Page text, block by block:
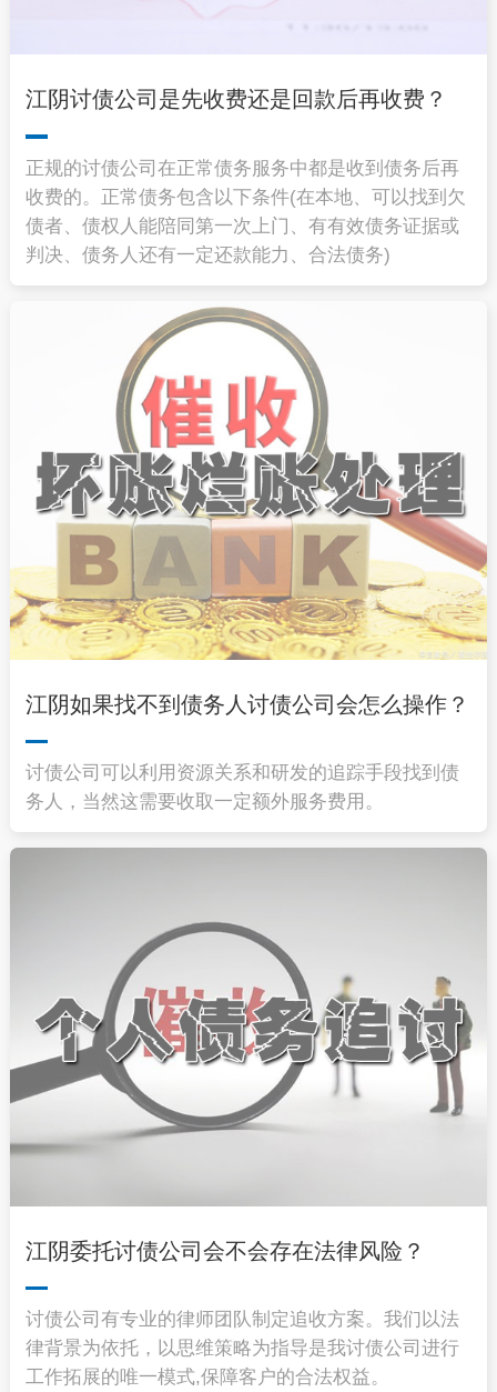
江阴讨债公司是先收费还是回款后再收费？
正规的讨债公司在正常债务服务中都是收到债务后再
收费的。正常债务包含以下条件(在本地、可以找到欠
债者、债权人能陪同第一次上门、有有效债务证据或
判决、债务人还有一定还款能力、合法债务)
江阴如果找不到债务人讨债公司会怎么操作？
讨债公司可以利用资源关系和研发的追踪手段找到债
务人，当然这需要收取一定额外服务费用。
江阴委托讨债公司会不会存在法律风险？
讨债公司有专业的律师团队制定追收方案。我们以法
律背景为依托，以思维策略为指导是我讨债公司进行
工作拓展的唯一模式,保障客户的合法权益。